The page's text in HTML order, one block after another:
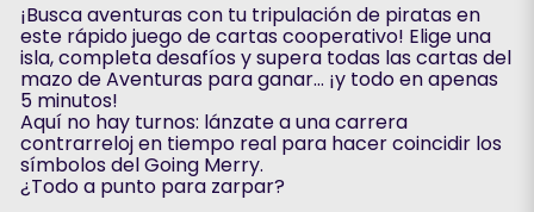
¡Busca aventuras con tu tripulación de piratas en
este rápido juego de cartas cooperativo! Elige una
isla, completa desafíos y supera todas las cartas del
mazo de Aventuras para ganar… ¡y todo en apenas
5 minutos!
Aquí no hay turnos: lánzate a una carrera
contrarreloj en tiempo real para hacer coincidir los
símbolos del Going Merry.
¿Todo a punto para zarpar?